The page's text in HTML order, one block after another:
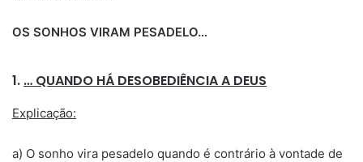
OS SONHOS VIRAM PESADELO…
1. … QUANDO HÁ DESOBEDIÊNCIA A DEUS
Explicação:
a) O sonho vira pesadelo quando é contrário à vontade de